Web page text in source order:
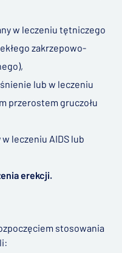
w leczeniu tętniczego
zakrzepowo-
lub w leczeniu
przerostem gruczołu
leczeniu AIDS lub
erekcji.
stosowania